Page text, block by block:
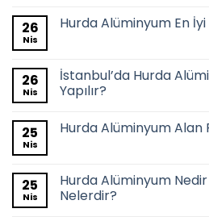
26
Nis
Hurda Alüminyum En İyi
26
Nis
İstanbul’da Hurda
Yapılır?
25
Nis
Hurda Alüminyum Alan
25
Nis
Hurda Alüminyum
Nelerdir?